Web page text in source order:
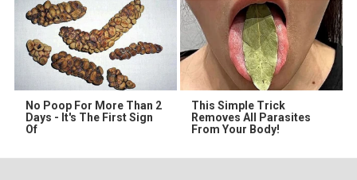
No Poop For More Than 2
Days - It's The First Sign
Of
This Simple Trick
Removes All Parasites
From Your Body!